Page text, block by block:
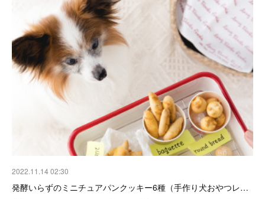
2022.11.14 02:30
発酵いらずのミニチュアパンクッキー6種（手作り犬おやつレ…